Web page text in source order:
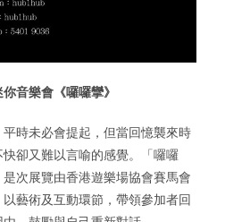
音樂會《囉囉攣》
時未必會提起，但當回憶襲來時
卻又難以言喻的感覺。「囉囉
次展覽由香港遊樂場協會賽馬會
藝術及互動環節，帶領參加者回